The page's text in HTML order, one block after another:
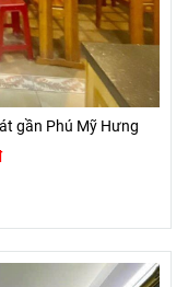
gần Phú Mỹ Hưng